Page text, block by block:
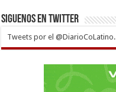
Siguenos en twitter
Tweets por el @DiarioCoLatino.